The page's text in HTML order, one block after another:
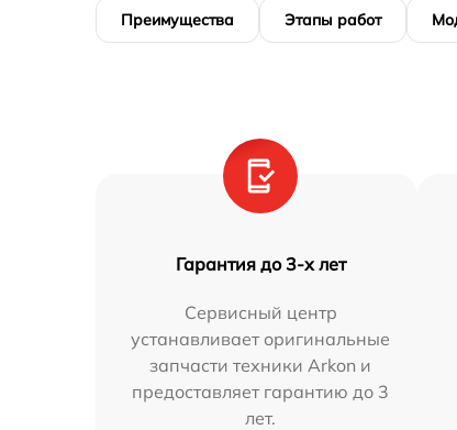
Преимущества Этапы работ
Гарантия до 3-х лет
Сервисный центр
устанавливает оригинальные
запчасти техники Arkon и
предоставляет гарантию до 3
лет.